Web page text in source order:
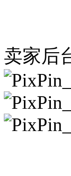
卖家后